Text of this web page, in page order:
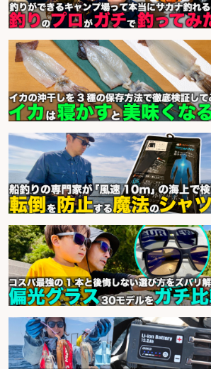
フィッシング用品の「製品開発設
計」
会社名 メガバス株式会社
sponsored by 求人ボックス
和食, 居酒屋/調理見習い・調理補助/
新鮮な魚料理×おでんの和食居酒屋
の若手スタッフ
会社名 サカナのハチベエ 矢場町店
sponsored by 求人ボックス
釣り具などの出荷作業～～/工場/製
造
会社名 UTグループ株式会社
sponsored by 求人ボックス
精肉・青果・鮮魚販売/「志布志
市」「時給1,150円〜」志布志市で